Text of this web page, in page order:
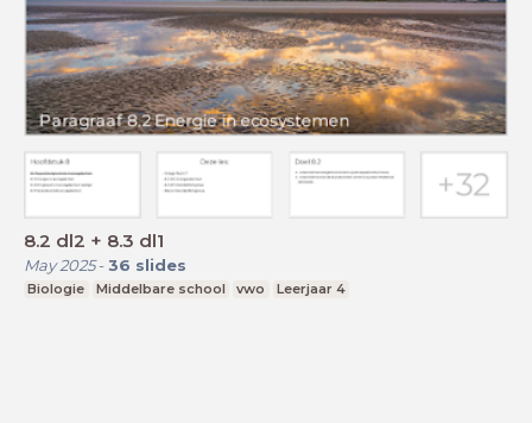
8.2 dl2 + 8.3 dl1
May 2025- 36 slides
Biologie Middelbare school vwo Leerjaar 4